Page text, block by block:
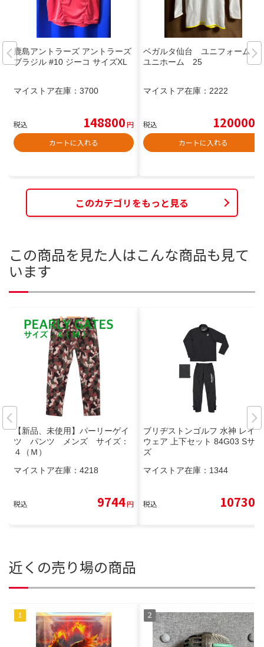
鹿島アントラーズ アントラーズ
ブラジル #10 ジーコ サイズXL
マイストア在庫： 3700
税込 148800円
カートに入れる
ベガルタ仙台 ユニフォーム
ユニホーム 25
マイストア在庫： 2222
税込 120000
カートに入れる
このカテゴリをもっと見る
この商品を見た人はこんな商品も見て
います
【新品、未使用】パーリーゲイ
ツ パンツ メンズ サイズ：
４（Ｍ）
マイストア在庫： 4218
税込 9744円
ブリヂストンゴルフ 水神 レイン
ウェア 上下セット 84G03 Sサイ
ズ
マイストア在庫： 1344
税込 10730
近くの売り場の商品